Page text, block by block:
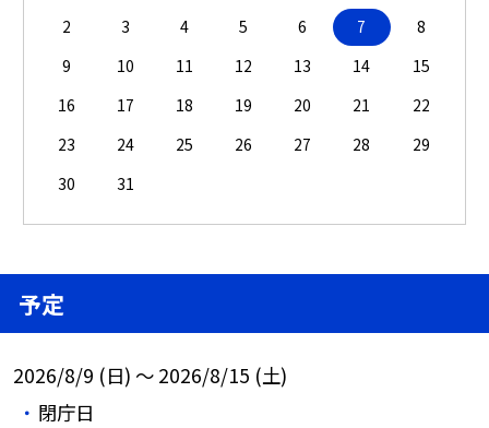
2
3 4 5 6 7
8
9
10 11 12 13 14
15
16
17 18 19 20 21
22
23
24 25 26 27 28
29
30
31
予定
2026/8/9 (日) ～ 2026/8/15 (土)
閉庁日